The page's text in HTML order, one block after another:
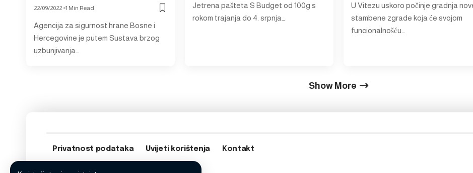
22/09/2022 1 Min Read
Agencija za sigurnost hrane Bosne i
Hercegovine je putem Sustava brzog
uzbunjivanja…
Jetrena pašteta S Budget od 100g s
rokom trajanja do 4. srpnja…
U Vitezu uskoro počinje gradnja
stambene zgrade koja će svojom
funcionalnošću…
Show More
Privatnost podataka Uvijeti korištenja Kontakt